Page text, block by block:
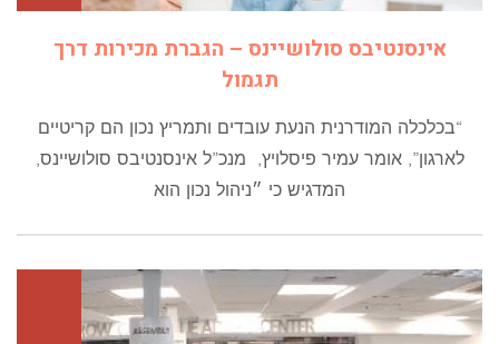
אינסנטיבס סולושיינס – הגברת מכירות דרך
תגמול
“בכלכלה המודרנית הנעת עובדים ותמריץ נכון הם קריטיים
לארגון”, אומר עמיר פיסלויץ, מנכ”ל אינסנטיבס סולושיינס,
המדגיש כי ״ניהול נכון הוא